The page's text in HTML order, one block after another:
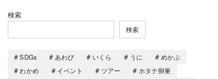
検索
検索
SDGs あわび いくら うに
めかぶ
わかめ
イベント ツアー
ホタテ卵巣